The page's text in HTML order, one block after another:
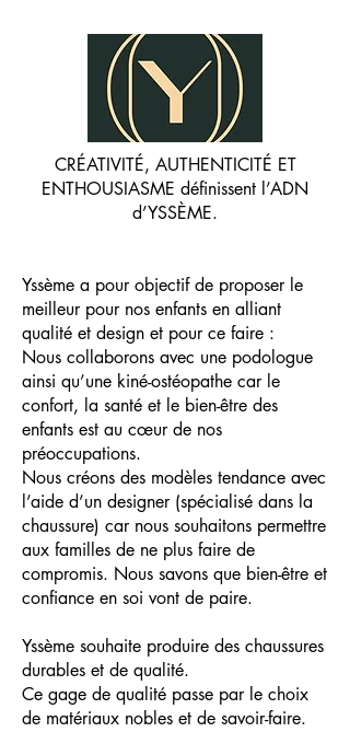
CRÉATIVITÉ, AUTHENTICITÉ ET
ENTHOUSIASME définissent l’ADN
d’YSSÈME.
Yssème a pour objectif de proposer le
meilleur pour nos enfants en alliant
qualité et design et pour ce faire :
Nous collaborons avec une podologue
ainsi qu’une kiné-ostéopathe car le
confort, la santé et le bien-être des
enfants est au cœur de nos
préoccupations.
Nous créons des modèles tendance avec
l’aide d’un designer (spécialisé dans la
chaussure) car nous souhaitons permettre
aux familles de ne plus faire de
compromis. Nous savons que bien-être et
confiance en soi vont de paire.
Yssème souhaite produire des chaussures
durables et de qualité.
Ce gage de qualité passe par le choix
de matériaux nobles et de savoir-faire.